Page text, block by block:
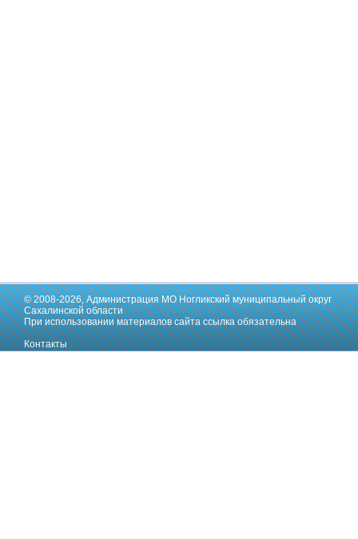
© 2008-2026,Администрация МО Ногликский муниципальный округ
Сахалинской области
При использовании материалов сайта ссылка обязательна
Контакты